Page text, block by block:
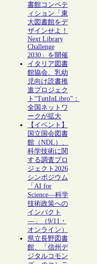
書館コンペテ
ィション「東
大図書館をデ
ザインせよ！
Next Library
Challenge
2030」を開催
イタリア図書
館協会、乳幼
児向け読書推
進プロジェク
ト“TuttInLibro”：
全国ネットワ
ークが拡大
【イベント】
国立国会図書
館（NDL）、
科学技術に関
する調査プロ
ジェクト2026
シンポジウム
「AI for
Science―科学
技術政策への
インパクト
―」（9/11・
オンライン）
県立長野図書
館、「信州デ
ジタルコモン